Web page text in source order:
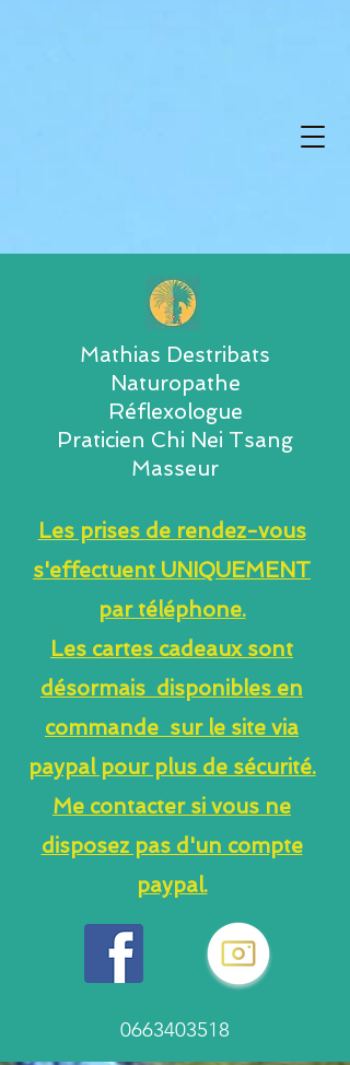
Mathias Destribats
Naturopathe
Réflexologue
Praticien Chi Nei Tsang
Masseur
Les prises de rendez-vous
s'effectuent UNIQUEMENT
par téléphone.
Les cartes cadeaux sont
désormais disponibles en
commande sur le site via
paypal pour plus de sécurité.
Me contacter si vous ne
disposez pas d'un compte
paypal.
0663403518